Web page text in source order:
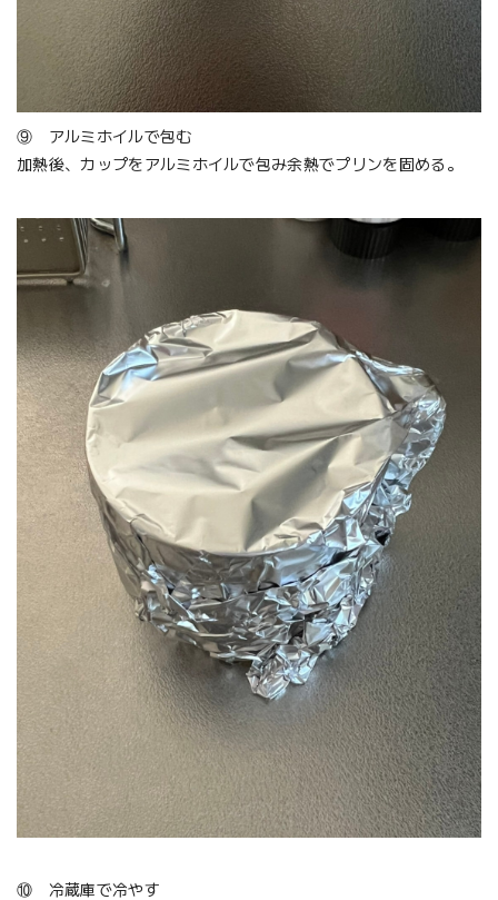
⑨ アルミホイルで包む
加熱後、カップをアルミホイルで包み余熱でプリンを固める。
⑩ 冷蔵庫で冷やす